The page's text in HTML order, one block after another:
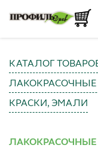
КАТАЛОГ
КРАСКИ, ЭМАЛИ